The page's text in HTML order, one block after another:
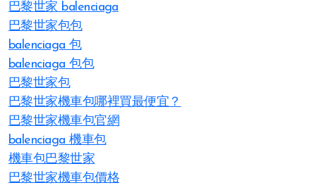
巴黎世家 balenciaga
巴黎世家包包
balenciaga 包
balenciaga 包包
巴黎世家包
巴黎世家機車包哪裡買最便宜？
巴黎世家機車包官網
balenciaga 機車包
機車包巴黎世家
巴黎世家機車包價格